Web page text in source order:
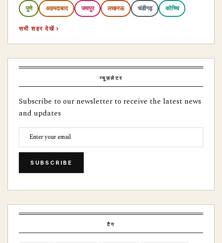
पुणे अहमदाबाद जयपुर लखनऊ चंडीगढ़ कोच्चि
सभी शहर देखें ›
न्यूज़लेटर
Subscribe to our newsletter to receive the latest news
and updates
SUBSCRIBE
टैग